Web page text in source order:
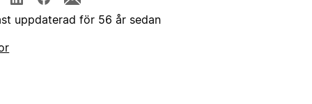
uppdaterad för 56 år sedan